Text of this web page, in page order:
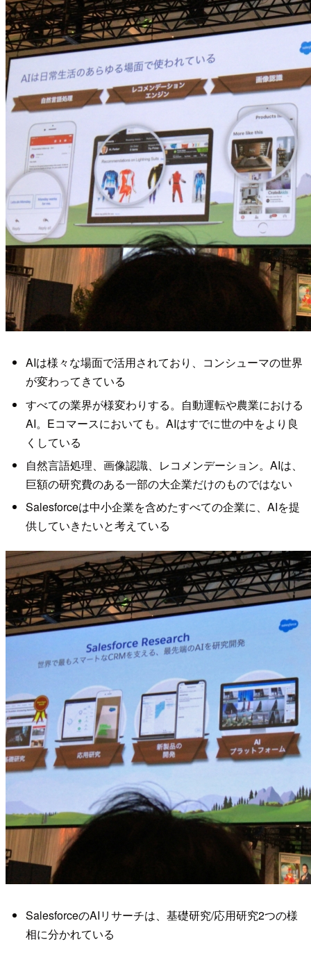
AIは様々な場面で活用されており、コンシューマの世界
が変わってきている
すべての業界が様変わりする。自動運転や農業における
AI。Eコマースにおいても。AIはすでに世の中をより良
くしている
自然言語処理、画像認識、レコメンデーション。AIは、
巨額の研究費のある一部の大企業だけのものではない
Salesforceは中小企業を含めたすべての企業に、AIを提
供していきたいと考えている
SalesforceのAIリサーチは、基礎研究/応用研究2つの様
相に分かれている